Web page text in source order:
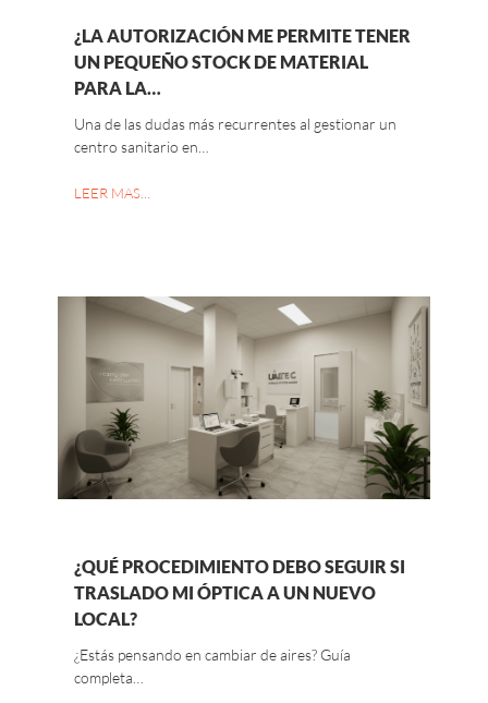
¿LA AUTORIZACIÓN ME PERMITE TENER
UN PEQUEÑO STOCK DE MATERIAL
PARA LA…
Una de las dudas más recurrentes al gestionar un
centro sanitario en…
LEER MAS…
¿QUÉ PROCEDIMIENTO DEBO SEGUIR SI
TRASLADO MI ÓPTICA A UN NUEVO
LOCAL?
¿Estás pensando en cambiar de aires? Guía
completa…